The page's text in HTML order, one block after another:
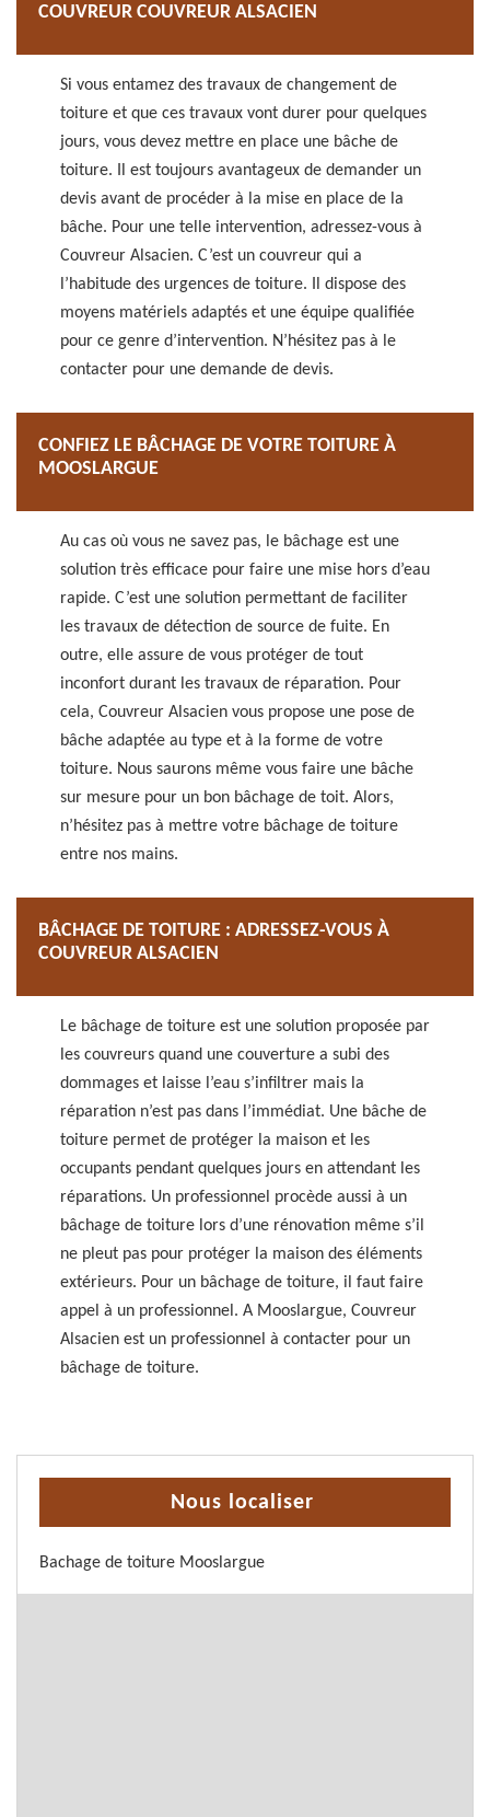
COUVREUR COUVREUR ALSACIEN
Si vous entamez des travaux de changement de
toiture et que ces travaux vont durer pour quelques
jours, vous devez mettre en place une bâche de
toiture. Il est toujours avantageux de demander un
devis avant de procéder à la mise en place de la
bâche. Pour une telle intervention, adressez-vous à
Couvreur Alsacien. C’est un couvreur qui a
l’habitude des urgences de toiture. Il dispose des
moyens matériels adaptés et une équipe qualifiée
pour ce genre d’intervention. N’hésitez pas à le
contacter pour une demande de devis.
CONFIEZ LE BÂCHAGE DE VOTRE TOITURE À
MOOSLARGUE
Au cas où vous ne savez pas, le bâchage est une
solution très efficace pour faire une mise hors d’eau
rapide. C’est une solution permettant de faciliter
les travaux de détection de source de fuite. En
outre, elle assure de vous protéger de tout
inconfort durant les travaux de réparation. Pour
cela, Couvreur Alsacien vous propose une pose de
bâche adaptée au type et à la forme de votre
toiture. Nous saurons même vous faire une bâche
sur mesure pour un bon bâchage de toit. Alors,
n’hésitez pas à mettre votre bâchage de toiture
entre nos mains.
BÂCHAGE DE TOITURE : ADRESSEZ-VOUS À
COUVREUR ALSACIEN
Le bâchage de toiture est une solution proposée par
les couvreurs quand une couverture a subi des
dommages et laisse l’eau s’infiltrer mais la
réparation n’est pas dans l’immédiat. Une bâche de
toiture permet de protéger la maison et les
occupants pendant quelques jours en attendant les
réparations. Un professionnel procède aussi à un
bâchage de toiture lors d’une rénovation même s’il
ne pleut pas pour protéger la maison des éléments
extérieurs. Pour un bâchage de toiture, il faut faire
appel à un professionnel. A Mooslargue, Couvreur
Alsacien est un professionnel à contacter pour un
bâchage de toiture.
Nous localiser
Bachage de toiture Mooslargue